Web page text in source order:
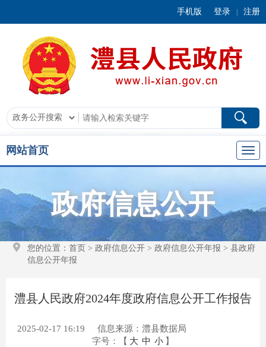
手机版 登录 注册
网站首页
政府信息公开
您的位置： 首页 > 政府信息公开 > 政府信息公开年报 > 县政府
信息公开年报
澧县人民政府2024年度政府信息公开工作报告
2025-02-17 16:19
信息来源：澧县数据局
字号：【 大 中 小 】